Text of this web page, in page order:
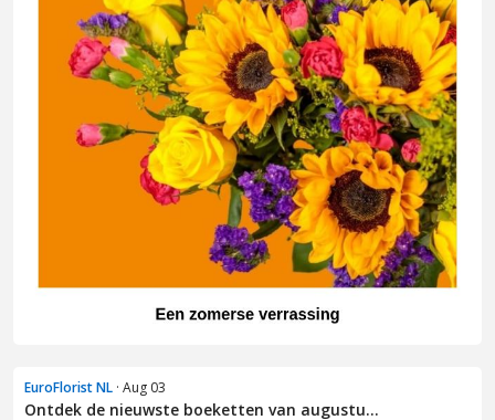
EuroFlorist NL · Aug 03
Ontdek de nieuwste boeketten van augustu...